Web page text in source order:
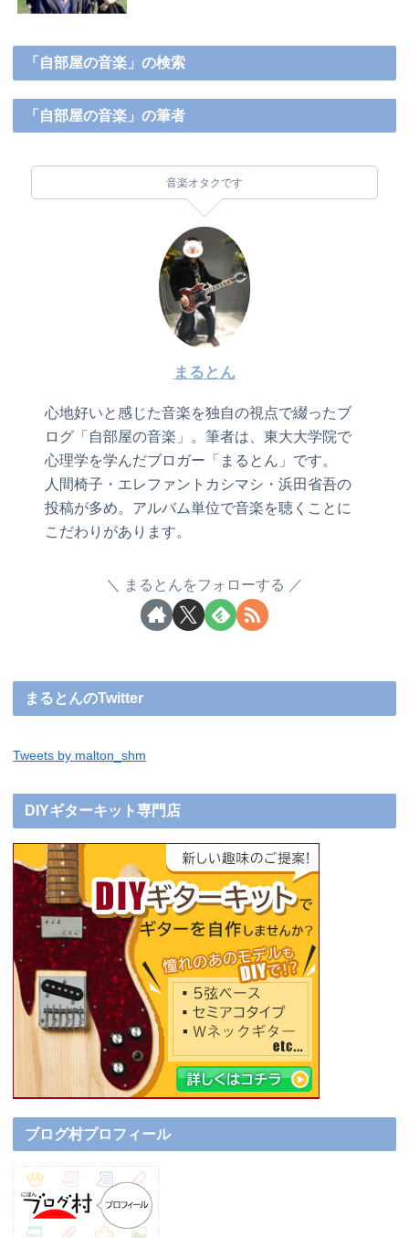
「自部屋の音楽」の検索
「自部屋の音楽」の筆者
音楽オタクです
まるとん
心地好いと感じた音楽を独自の視点で綴ったブ
ログ「自部屋の音楽」。筆者は、東大大学院で
心理学を学んだブロガー「まるとん」です。
人間椅子・エレファントカシマシ・浜田省吾の
投稿が多め。アルバム単位で音楽を聴くことに
こだわりがあります。
まるとんをフォローする
まるとんのTwitter
Tweets by malton_shm
DIYギターキット専門店
ブログ村プロフィール